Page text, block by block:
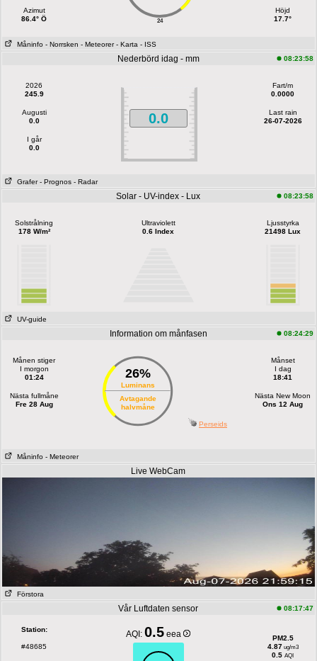
Azimut
86.4° Ö
24
Höjd
17.7°
Måninfo - Norrsken - Meteorer - Karta - ISS
Nederbörd idag - mm 08:23:58
2026
245.9
Augusti
0.0
I går
0.0
0.0
Fart/m
0.0000
Last rain
26-07-2026
Grafer - Prognos - Radar
Solar - UV-index - Lux 08:23:58
Solstrålning
178 W/m²
Ultraviolett
0.6 Index
Ljusstyrka
21498 Lux
UV-guide
Information om månfasen 08:24:29
Månen stiger
I morgon
01:24
Nästa fullmåne
Fre 28 Aug
26%
Luminans
Avtagande
halvmåne
Månset
I dag
18:41
Nästa New Moon
Ons 12 Aug
Perseids
Måninfo - Meteorer
Live WebCam
Förstora
Vår Luftdaten sensor 08:17:47
Station:
#48685
AQI:0.5 eea
PM2.5
4.87ug/m3
0.5 AQI